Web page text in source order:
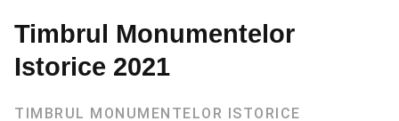
Timbrul Monumentelor
Istorice 2021
TIMBRUL MONUMENTELOR ISTORICE